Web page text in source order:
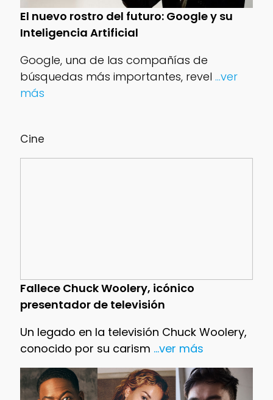
Cine
Fallece Chuck Woolery, icónico
presentador de televisión
Un legado en la televisión Chuck Woolery,
conocido por su carism ...ver más
El nuevo rostro del futuro: Google y su
Inteligencia Artificial
Google, una de las compañías de
búsquedas más importantes, revel ...ver
más